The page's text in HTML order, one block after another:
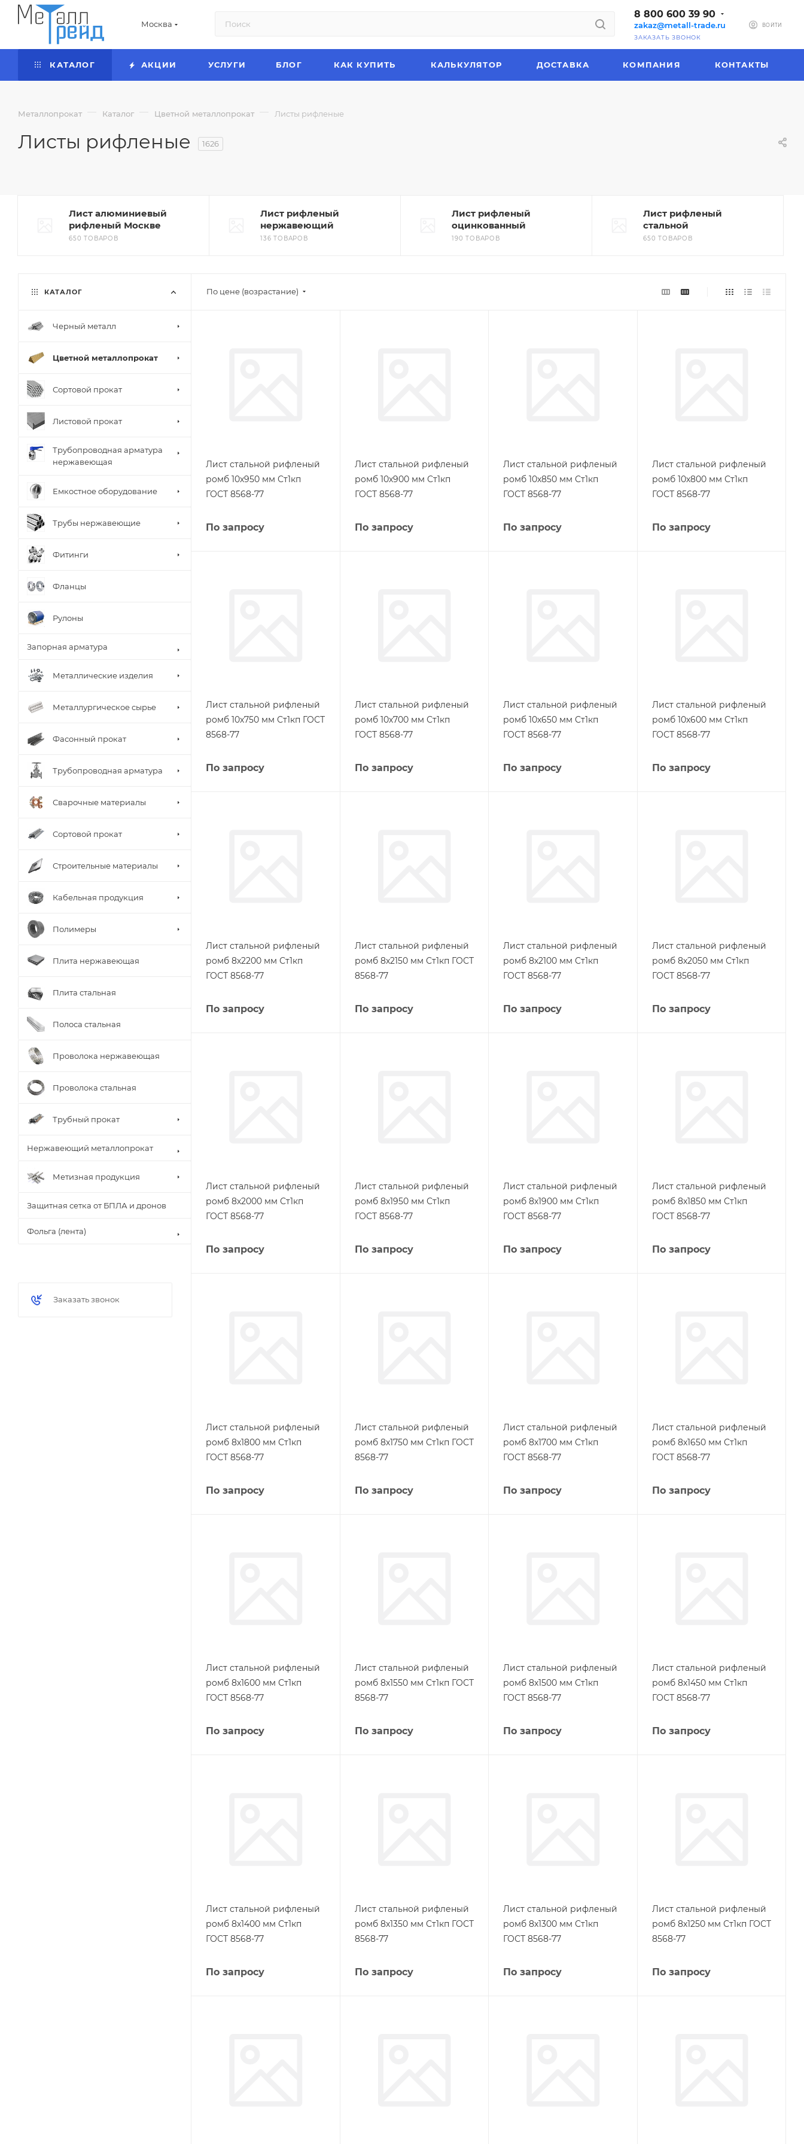
Москва
8 800 600 39 90
zakaz@metall-trade.ru
ЗАКАЗАТЬ ЗВОНОК
ВОЙТИ
КАТАЛОГ АКЦИИ УСЛУГИ БЛОГ КАК КУПИТЬ КАЛЬКУЛЯТОР ДОСТАВКА КОМПАНИЯ КОНТАКТЫ
Металлопрокат — Каталог — Цветной металлопрокат — Листы рифленые
Листы рифленые 1626
Лист алюминиевый
рифленый Москве
650 ТОВАРОВ
Лист рифленый
нержавеющий
136 ТОВАРОВ
Лист рифленый
оцинкованный
190 ТОВАРОВ
Лист рифленый
стальной
650 ТОВАРОВ
По цене (возрастание)
Лист стальной рифленый
ромб 10х950 мм Ст1кп
ГОСТ 8568-77
По запросу
Лист стальной рифленый
ромб 10х900 мм Ст1кп
ГОСТ 8568-77
По запросу
Лист стальной рифленый
ромб 10х850 мм Ст1кп
ГОСТ 8568-77
По запросу
Лист стальной рифленый
ромб 10х800 мм Ст1кп
ГОСТ 8568-77
По запросу
Лист стальной рифленый
ромб 10х750 мм Ст1кп ГОСТ
8568-77
По запросу
Лист стальной рифленый
ромб 10х700 мм Ст1кп
ГОСТ 8568-77
По запросу
Лист стальной рифленый
ромб 10х650 мм Ст1кп
ГОСТ 8568-77
По запросу
Лист стальной рифленый
ромб 10х600 мм Ст1кп
ГОСТ 8568-77
По запросу
Лист стальной рифленый
ромб 8х2200 мм Ст1кп
ГОСТ 8568-77
По запросу
Лист стальной рифленый
ромб 8х2150 мм Ст1кп ГОСТ
8568-77
По запросу
Лист стальной рифленый
ромб 8х2100 мм Ст1кп
ГОСТ 8568-77
По запросу
Лист стальной рифленый
ромб 8х2050 мм Ст1кп
ГОСТ 8568-77
По запросу
Лист стальной рифленый
ромб 8х2000 мм Ст1кп
ГОСТ 8568-77
По запросу
Лист стальной рифленый
ромб 8х1950 мм Ст1кп
ГОСТ 8568-77
По запросу
Лист стальной рифленый
ромб 8х1900 мм Ст1кп
ГОСТ 8568-77
По запросу
Лист стальной рифленый
ромб 8х1850 мм Ст1кп
ГОСТ 8568-77
По запросу
Лист стальной рифленый
ромб 8х1800 мм Ст1кп
ГОСТ 8568-77
По запросу
Лист стальной рифленый
ромб 8х1750 мм Ст1кп ГОСТ
8568-77
По запросу
Лист стальной рифленый
ромб 8х1700 мм Ст1кп
ГОСТ 8568-77
По запросу
Лист стальной рифленый
ромб 8х1650 мм Ст1кп
ГОСТ 8568-77
По запросу
Лист стальной рифленый
ромб 8х1600 мм Ст1кп
ГОСТ 8568-77
По запросу
Лист стальной рифленый
ромб 8х1550 мм Ст1кп ГОСТ
8568-77
По запросу
Лист стальной рифленый
ромб 8х1500 мм Ст1кп
ГОСТ 8568-77
По запросу
Лист стальной рифленый
ромб 8х1450 мм Ст1кп
ГОСТ 8568-77
По запросу
Лист стальной рифленый
ромб 8х1400 мм Ст1кп
ГОСТ 8568-77
По запросу
Лист стальной рифленый
ромб 8х1350 мм Ст1кп ГОСТ
8568-77
По запросу
Лист стальной рифленый
ромб 8х1300 мм Ст1кп
ГОСТ 8568-77
По запросу
Лист стальной рифленый
ромб 8х1250 мм Ст1кп ГОСТ
8568-77
По запросу
КАТАЛОГ
Черный металл
Цветной металлопрокат
Сортовой прокат
Листовой прокат
Трубопроводная арматура
нержавеющая
Емкостное оборудование
Трубы нержавеющие
Фитинги
Фланцы
Рулоны
Запорная арматура
Металлические изделия
Металлургическое сырье
Фасонный прокат
Трубопроводная арматура
Сварочные материалы
Сортовой прокат
Строительные материалы
Кабельная продукция
Полимеры
Плита нержавеющая
Плита стальная
Полоса стальная
Проволока нержавеющая
Проволока стальная
Трубный прокат
Нержавеющий металлопрокат
Метизная продукция
Защитная сетка от БПЛА и дронов
Фольга (лента)
Заказать звонок